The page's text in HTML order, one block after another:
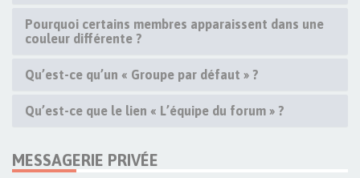
Pourquoi certains membres apparaissent dans une
couleur différente ?
Qu’est-ce qu’un « Groupe par défaut » ?
Qu’est-ce que le lien « L’équipe du forum » ?
MESSAGERIE PRIVÉE